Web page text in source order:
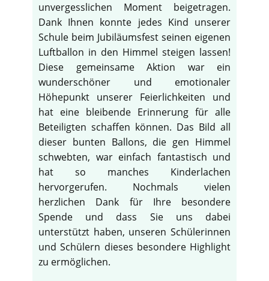
unvergesslichen Moment beigetragen.
Dank Ihnen konnte jedes Kind unserer
Schule beim Jubiläumsfest seinen eigenen
Luftballon in den Himmel steigen lassen!
Diese gemeinsame Aktion war ein
wunderschöner und emotionaler
Höhepunkt unserer Feierlichkeiten und
hat eine bleibende Erinnerung für alle
Beteiligten schaffen können. Das Bild all
dieser bunten Ballons, die gen Himmel
schwebten, war einfach fantastisch und
hat so manches Kinderlachen
hervorgerufen. Nochmals vielen
herzlichen Dank für Ihre besondere
Spende und dass Sie uns dabei
unterstützt haben, unseren Schülerinnen
und Schülern dieses besondere Highlight
zu ermöglichen.